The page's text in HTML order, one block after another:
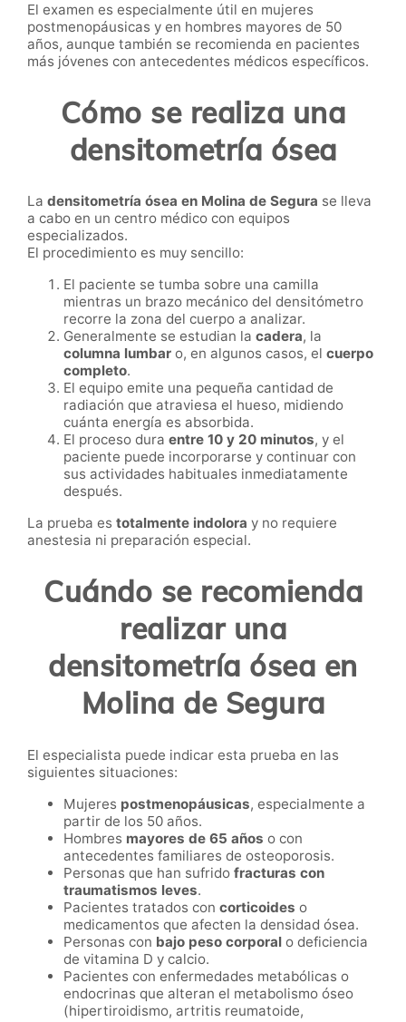
El examen es especialmente útil en mujeres
postmenopáusicas y en hombres mayores de 50
años, aunque también se recomienda en pacientes
más jóvenes con antecedentes médicos específicos.
Cómo se realiza una
densitometría ósea
La densitometría ósea en Molina de Segura se lleva
a cabo en un centro médico con equipos
especializados.
El procedimiento es muy sencillo:
El paciente se tumba sobre una camilla
mientras un brazo mecánico del densitómetro
recorre la zona del cuerpo a analizar.
Generalmente se estudian la cadera, la
columna lumbar o, en algunos casos, el cuerpo
completo.
El equipo emite una pequeña cantidad de
radiación que atraviesa el hueso, midiendo
cuánta energía es absorbida.
El proceso dura entre 10 y 20 minutos, y el
paciente puede incorporarse y continuar con
sus actividades habituales inmediatamente
después.
La prueba es totalmente indolora y no requiere
anestesia ni preparación especial.
Cuándo se recomienda
realizar una
densitometría ósea en
Molina de Segura
El especialista puede indicar esta prueba en las
siguientes situaciones:
Mujeres postmenopáusicas, especialmente a
partir de los 50 años.
Hombres mayores de 65 años o con
antecedentes familiares de osteoporosis.
Personas que han sufrido fracturas con
traumatismos leves.
Pacientes tratados con corticoides o
medicamentos que afecten la densidad ósea.
Personas con bajo peso corporal o deficiencia
de vitamina D y calcio.
Pacientes con enfermedades metabólicas o
endocrinas que alteran el metabolismo óseo
(hipertiroidismo, artritis reumatoide,